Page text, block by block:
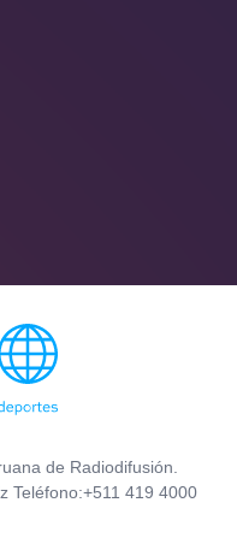
de Radiodifusión.
Teléfono:+511 419 4000